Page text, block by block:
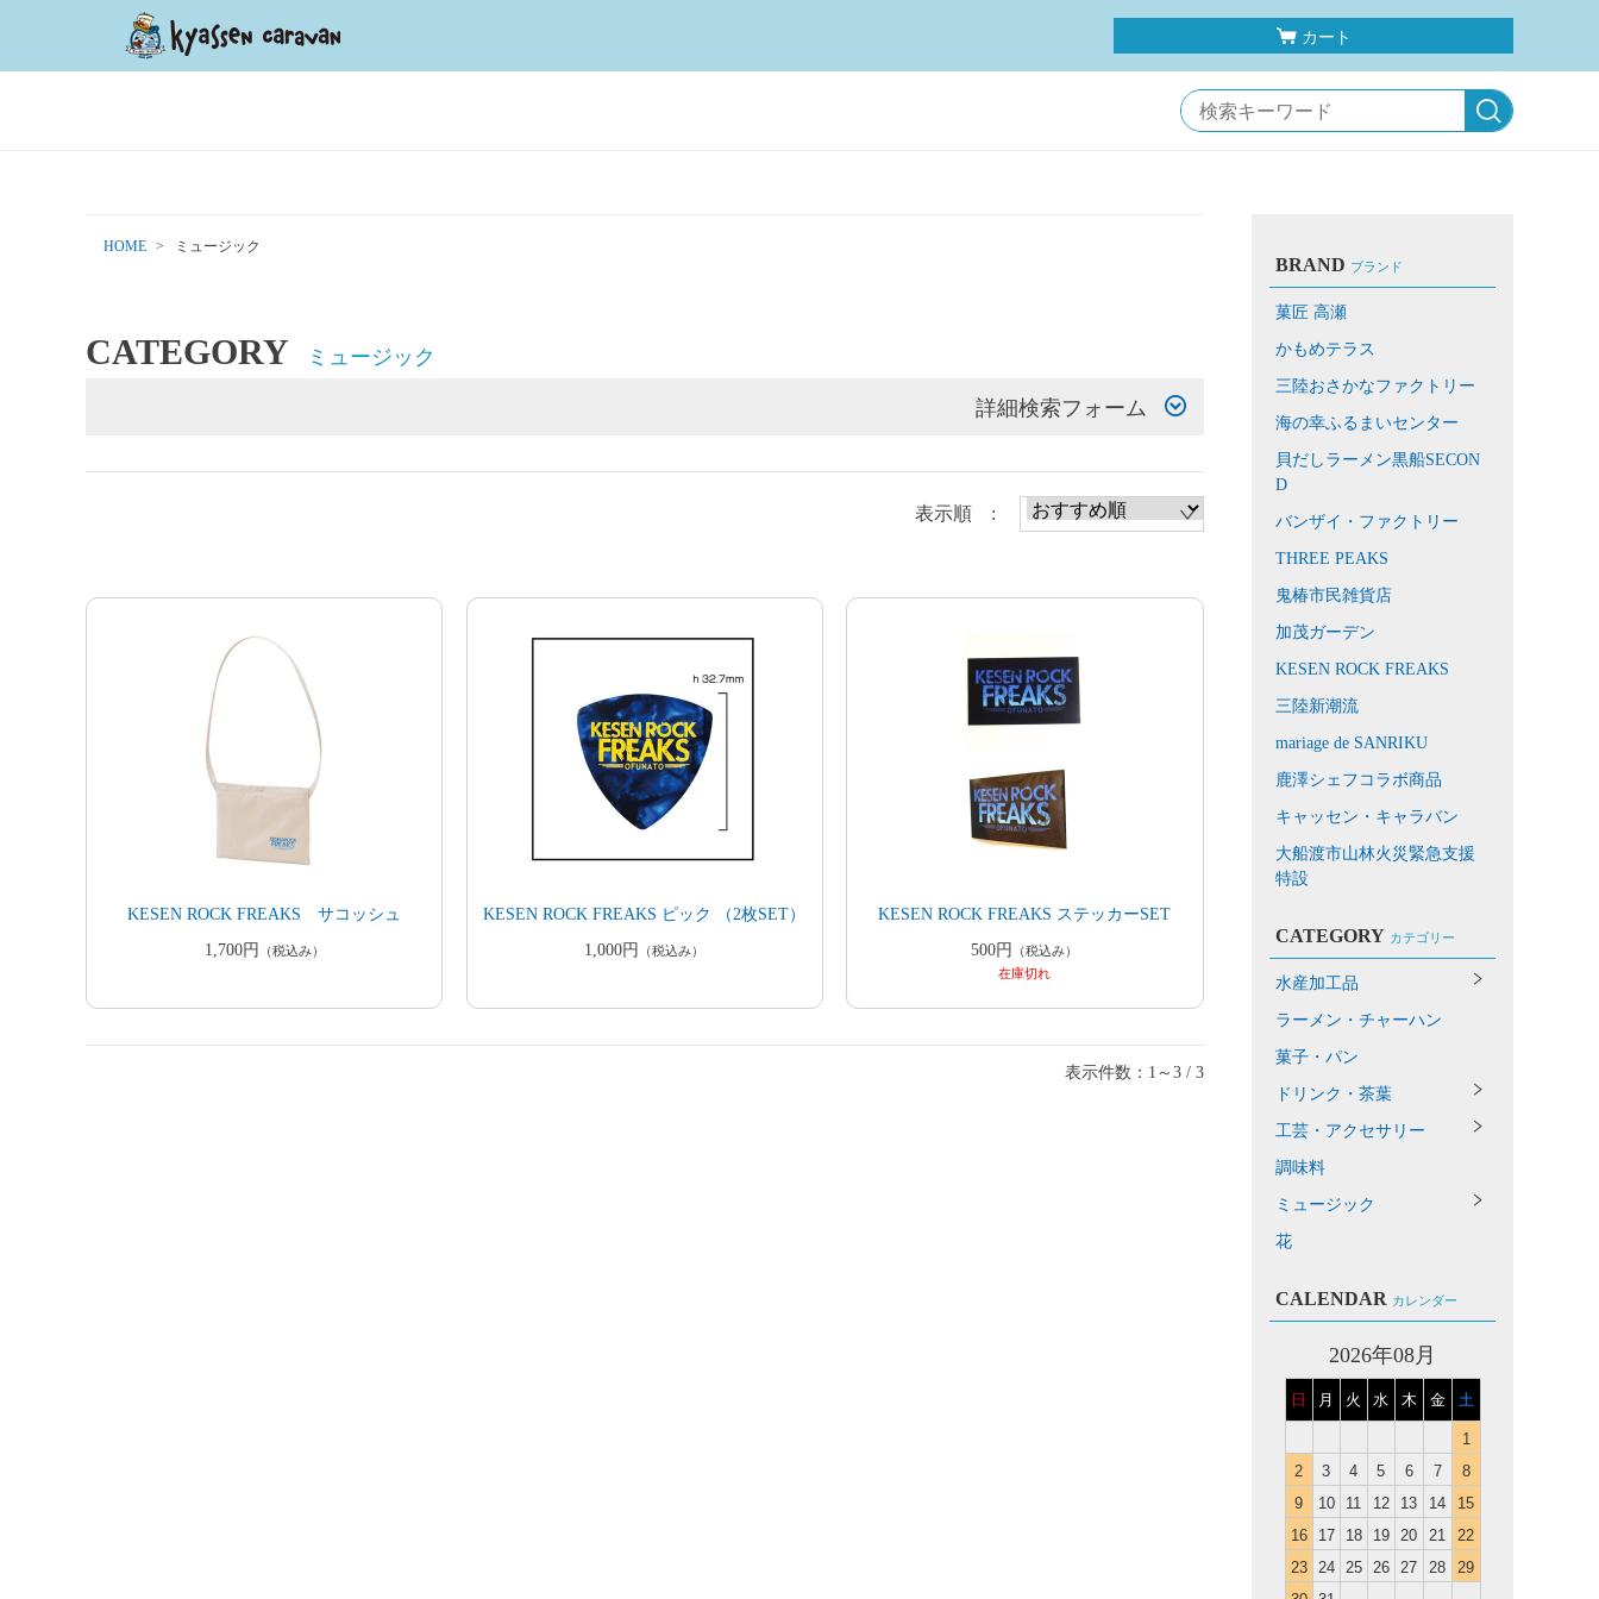
カート
HOME ミュージック
CATEGORY ミュージック
詳細検索フォーム
表示順 :
KESEN ROCK FREAKS サコッシュ
1,700円
（税込み）
KESEN ROCK FREAKS ピック （2枚SET）
1,000円
（税込み）
KESEN ROCK FREAKS ステッカーSET
500円
（税込み）
在庫切れ
表示件数：1～3 / 3
BRAND ブランド
菓匠 高瀬
かもめテラス
三陸おさかなファクトリー
海の幸ふるまいセンター
貝だしラーメン黒船SECON
D
バンザイ・ファクトリー
THREE PEAKS
鬼椿市民雑貨店
加茂ガーデン
KESEN ROCK FREAKS
三陸新潮流
mariage de SANRIKU
鹿澤シェフコラボ商品
キャッセン・キャラバン
大船渡市山林火災緊急支援
特設
CATEGORY カテゴリー
水産加工品
ラーメン・チャーハン
菓子・パン
ドリンク・茶葉
工芸・アクセサリー
調味料
ミュージック
花
CALENDAR カレンダー
2026年08月
日 月 火 水 木 金 土
1
2
3 4 5 6 7
8
9
10 11 12 13 14
15
16
17 18 19 20 21
22
23
24 25 26 27 28
29